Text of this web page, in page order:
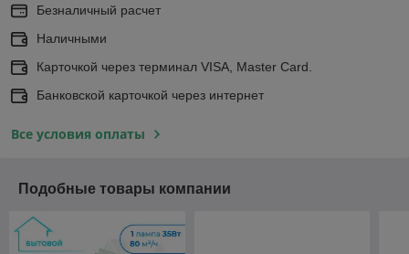
Безналичный расчет
Наличными
Карточкой через терминал VISA, Master Card.
Банковской карточкой через интернет
Все условия оплаты
Подобные товары компании